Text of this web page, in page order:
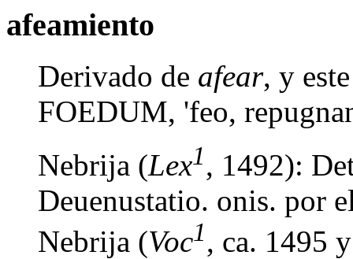
afeamiento
Derivado de afear, y
FOEDUM, 'feo,
Nebrija (Lex1, 1492):
Deuenustatio. onis. por
Nebrija (Voc1, ca. 1495